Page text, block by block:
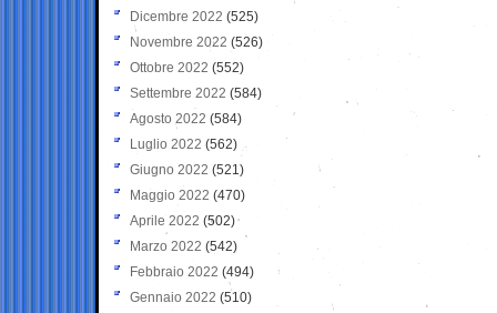
Dicembre 2022 (525)
Novembre 2022 (526)
Ottobre 2022 (552)
Settembre 2022 (584)
Agosto 2022 (584)
Luglio 2022 (562)
Giugno 2022 (521)
Maggio 2022 (470)
Aprile 2022 (502)
Marzo 2022 (542)
Febbraio 2022 (494)
Gennaio 2022 (510)